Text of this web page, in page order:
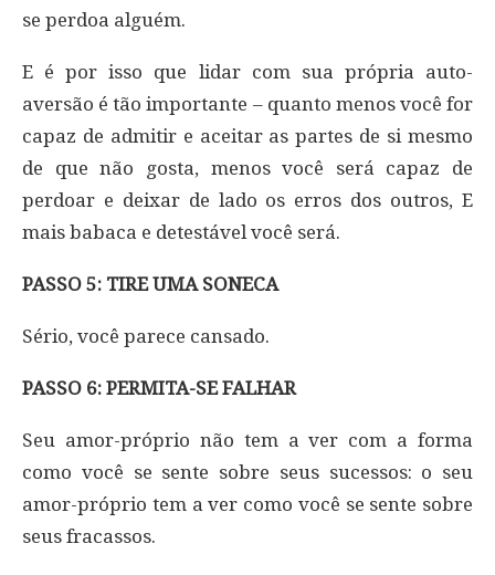
se perdoa alguém.
E é por isso que lidar com sua própria auto-
aversão é tão importante – quanto menos você for
capaz de admitir e aceitar as partes de si mesmo
de que não gosta, menos você será capaz de
perdoar e deixar de lado os erros dos outros, E
mais babaca e detestável você será.
PASSO 5: TIRE UMA SONECA
Sério, você parece cansado.
PASSO 6: PERMITA-SE FALHAR
Seu amor-próprio não tem a ver com a forma
como você se sente sobre seus sucessos: o seu
amor-próprio tem a ver como você se sente sobre
seus fracassos.